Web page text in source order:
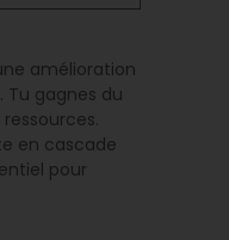
amélioration
Tu gagnes du
en cascade
pour